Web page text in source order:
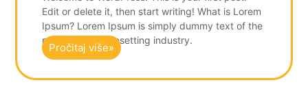
Edit or delete it, then start writing! What is Lorem
Ipsum? Lorem Ipsum is simply dummy text of the
printing and typesetting industry.
Pročitaj više»